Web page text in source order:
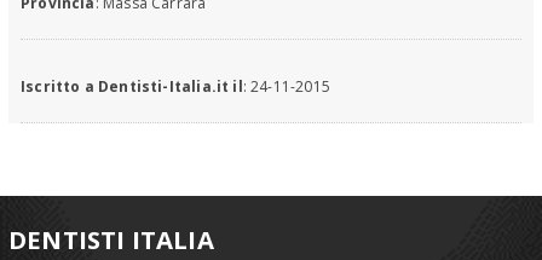
Iscritto a Dentisti-Italia.it il: 24-11-2015
DENTISTI ITALIA